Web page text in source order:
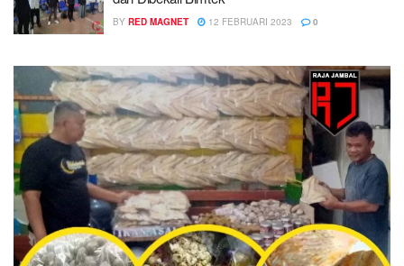
BY RED MAGNET 12 FEBRUARI 2023 0